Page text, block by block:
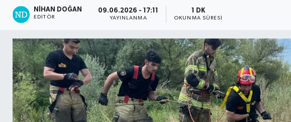
NIHAN DOĞAN
EDITÖR
09.06.2026 - 17:11
YAYINLANMA
1 DK
OKUNMA SÜRESI